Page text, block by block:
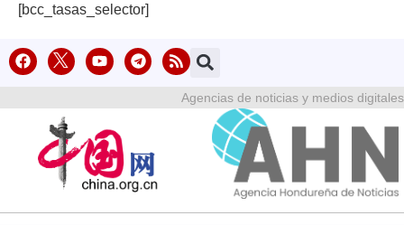
[bcc_tasas_selector]
Agencias de noticias y medios digitales